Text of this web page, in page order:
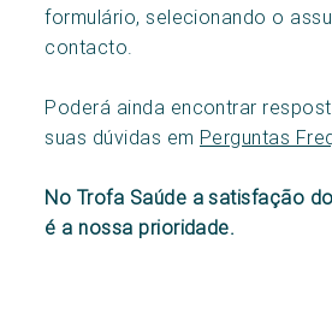
formulário, selecionando o
contacto.
Poderá ainda encontrar
suas dúvidas em Perguntas
No Trofa Saúde a satisfação
é a nossa prioridade.